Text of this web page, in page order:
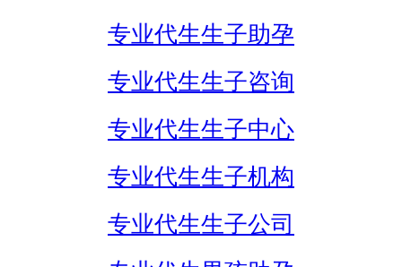
专业代生生子助孕
专业代生生子咨询
专业代生生子中心
专业代生生子机构
专业代生生子公司